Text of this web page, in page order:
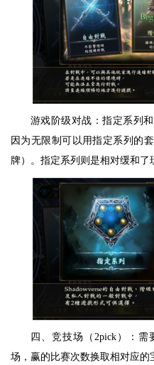
游戏阶级对战：指定系列
因为无限制可以用指定系列的
牌）。指定系列则是相对缓和了
四、竞技场（2pick）：
场，赢的比赛次数换取相对应的